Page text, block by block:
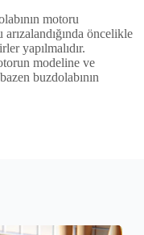
motoru
öncelikle
yapılmalıdır.
modeline ve
buzdolabının